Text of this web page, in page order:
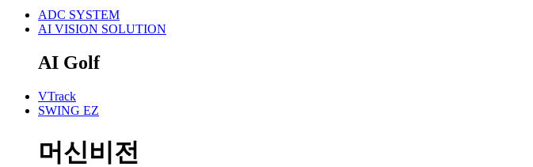
ADC SYSTEM
AI VISION SOLUTION
AI Golf
VTrack
SWING EZ
머신비전